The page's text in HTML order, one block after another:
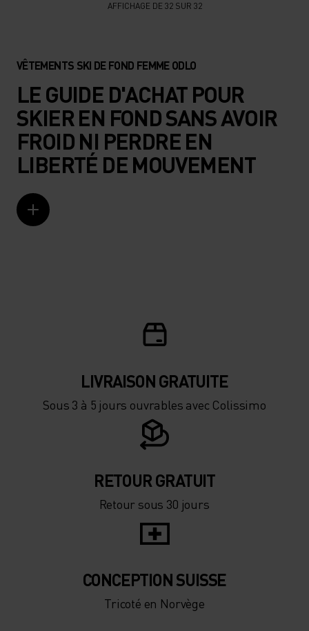
AFFICHAGE DE 32 SUR 32
VÊTEMENTS SKI DE FOND FEMME ODLO
LE GUIDE D'ACHAT POUR
SKIER EN FOND SANS AVOIR
FROID NI PERDRE EN
LIBERTÉ DE MOUVEMENT
LIVRAISON GRATUITE
Sous 3 à 5 jours ouvrables avec Colissimo
RETOUR GRATUIT
Retour sous 30 jours
CONCEPTION SUISSE
Tricoté en Norvège